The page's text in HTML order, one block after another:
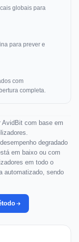
globais para
para prever e
com
completa.
AvidBit com base em
degradado
em baixo ou com
em todo o
automatizado, sendo